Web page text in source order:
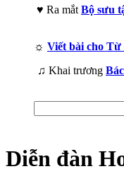
♥ Ra mắt Bộ sưu
☼ Viết bài cho Từ
♫ Khai trương
Diễn đàn